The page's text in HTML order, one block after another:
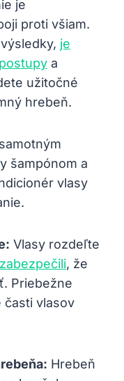
je
proti všiam.
je
a
užitočné
hrebeň.
šampónom a
vlasy
Vlasy rozdeľte
, že
Priebežne
vlasov
Hrebeň